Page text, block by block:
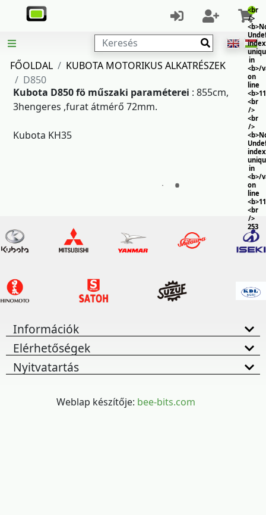
<br
/>
in
<b>/
on
line
<br
/>
<br
/>
in
<b>/
on
line
<br
/>
253
Keresés
FŐOLDAL
KUBOTA MOTORIKUS ALKATRÉSZEK
D850
Kubota D850 fö műszaki paraméterei : 855cm,
3hengeres ,furat átmérő 72mm.
Kubota KH35
Információk
Elérhetőségek
Nyitvatartás
Weblap készítője: bee-bits.com